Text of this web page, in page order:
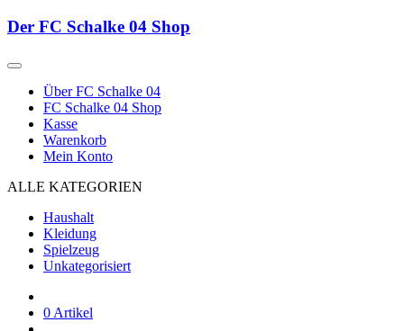
Zum
Der FC Schalke 04 Shop
Über FC Schalke 04
FC Schalke 04 Shop
Kasse
Warenkorb
Mein Konto
ALLE KATEGORIEN
Haushalt
Kleidung
Spielzeug
Unkategorisiert
0 Artikel